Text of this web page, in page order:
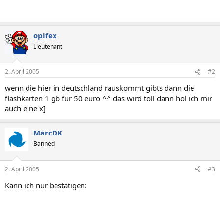
opifex
Lieutenant
2. April 2005 #2
wenn die hier in deutschland rauskommt gibts dann die
flashkarten 1 gb für 50 euro ^^ das wird toll dann hol ich mir
auch eine x]
MarcDK
Banned
2. April 2005 #3
Kann ich nur bestätigen: